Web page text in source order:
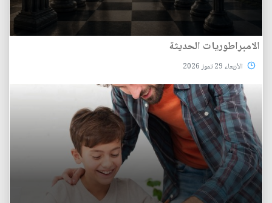
الامبراطوريات الحديثة
الأربعاء 29 تموز 2026